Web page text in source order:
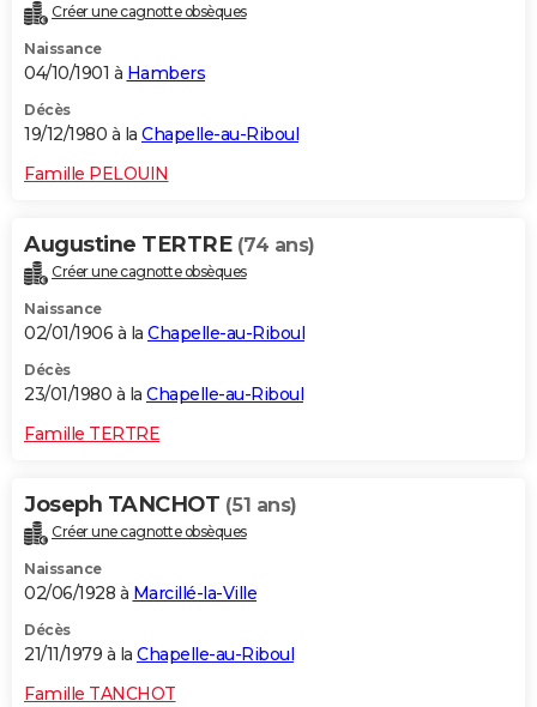
Créer une cagnotte obsèques
Naissance
04/10/1901 à Hambers
Décès
19/12/1980 à la Chapelle-au-Riboul
Famille PELOUIN
Augustine TERTRE (74 ans)
Créer une cagnotte obsèques
Naissance
02/01/1906 à la Chapelle-au-Riboul
Décès
23/01/1980 à la Chapelle-au-Riboul
Famille TERTRE
Joseph TANCHOT (51 ans)
Créer une cagnotte obsèques
Naissance
02/06/1928 à Marcillé-la-Ville
Décès
21/11/1979 à la Chapelle-au-Riboul
Famille TANCHOT